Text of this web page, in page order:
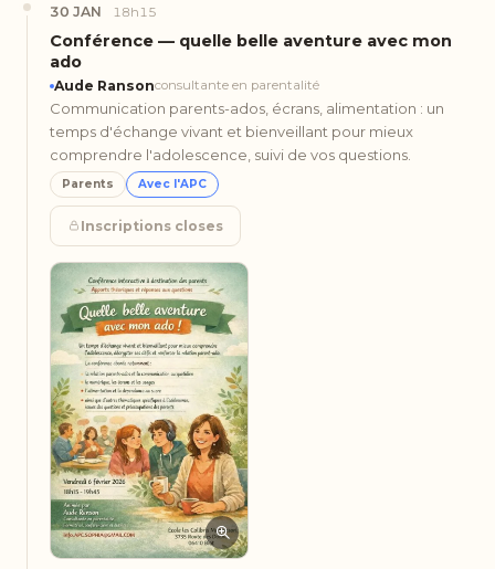
30 JAN 18h15
Conférence — quelle belle aventure avec mon
ado
Aude Ransonconsultante en parentalité
Communication parents-ados, écrans, alimentation : un
temps d'échange vivant et bienveillant pour mieux
comprendre l'adolescence, suivi de vos questions.
Parents Avec l'APC
Inscriptions closes